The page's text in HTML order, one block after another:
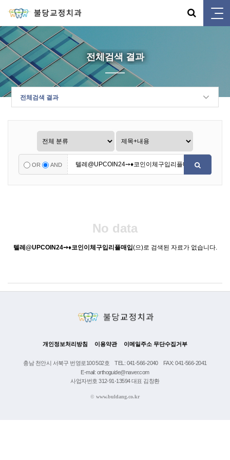
전체검색 결과
전체검색 결과
OR AND
No data
텔레@UPCOIN24➙♦코인이체구입리플매입(으)로 검색된 자료가 없습니다.
개인정보처리방침 이용약관 이메일주소 무단수집거부
충남 천안시 서북구 번영로100 502호 TEL: 041-566-2040
FAX: 041-566-2041
E-mail: orthoguide@naver.com
사업자번호 312-91-13594 대표 김창환
© www.buldang.co.kr